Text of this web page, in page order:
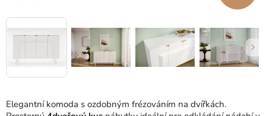
Elegantní komoda s ozdobným frézováním na dvířkách.